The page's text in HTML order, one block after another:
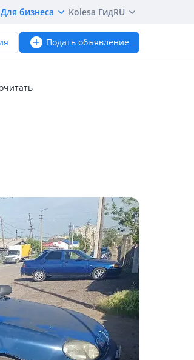
Для бизнеса Kolesa ГидRU
Подать объявление